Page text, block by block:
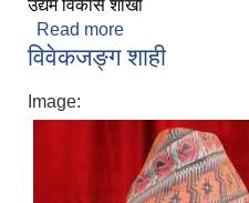
उद्यम विकास शाखा
Read more
विवेकजङ्ग शाही
Image: